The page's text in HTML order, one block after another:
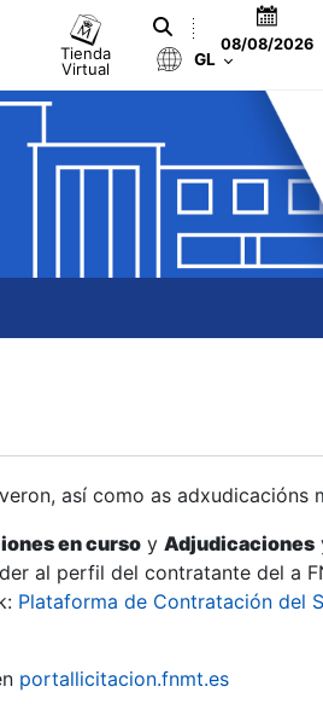
Tienda
Virtual
08/08/2026
GL
así como as adxudicacións
en curso y Adjudicaciones
al perfil del contratante del a
Plataforma de Contratación del
portallicitacion.fnmt.es